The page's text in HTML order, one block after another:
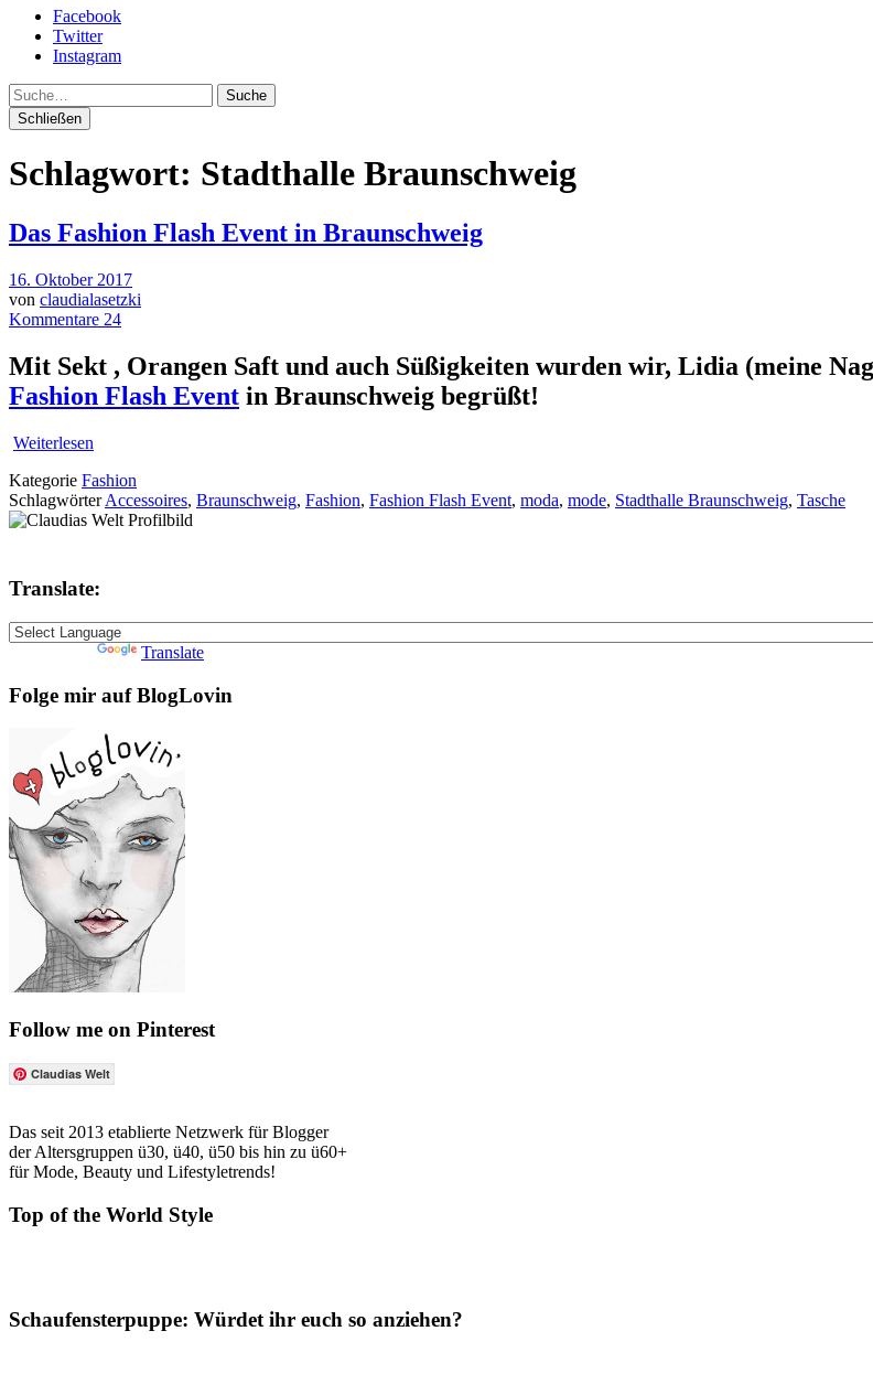
Facebook
Twitter
Instagram
Suche
Schließen
Schlagwort: Stadthalle Braunschweig
Das Fashion Flash Event in Braunschweig
16. Oktober 2017
von claudialasetzki
Kommentare 24
Mit Sekt , Orangen Saft und auch Süßigkeiten wurden wir, Lidia (meine
Fashion Flash Event in Braunschweig begrüßt!
Weiterlesen
Kategorie Fashion
SchlagwörterAccessoires, Braunschweig, Fashion, Fashion Flash Event, moda, mode, Stadthalle Braunschweig, Tasche
Translate:
Translate
Folge mir auf BlogLovin
Follow me on Pinterest
Claudias Welt
Das seit 2013 etablierte Netzwerk für Blogger
der Altersgruppen ü30, ü40, ü50 bis hin zu ü60+
für Mode, Beauty und Lifestyletrends!
Top of the World Style
Schaufensterpuppe: Würdet ihr euch so anziehen?